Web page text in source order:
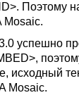
Поэтому
Mosaic.
успешно
исходный
Mosaic.